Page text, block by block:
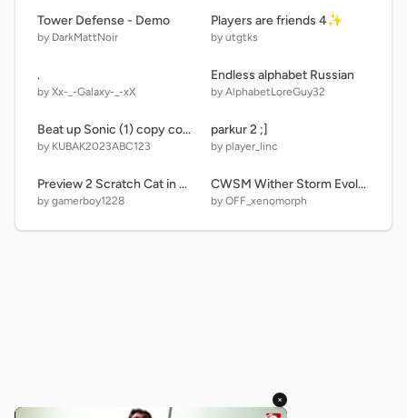
Tower Defense - Demo
by DarkMattNoir
Players are friends 4✨
by utgtks
.
by Xx-_-Galaxy-_-xX
Endless alphabet Russian
by AlphabetLoreGuy32
Beat up Sonic (1) copy copy copy remix copy copy copy
by KUBAK2023ABC123
parkur 2 ;]
by player_linc
Preview 2 Scratch Cat in G Major 41
by gamerboy1228
CWSM Wither Storm Evolves [Version 3.] 3
by OFF_xenomorph
×